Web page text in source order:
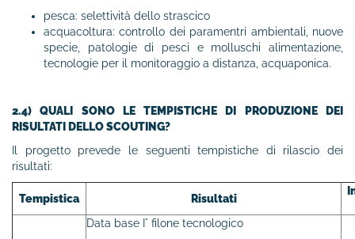
pesca: selettività dello strascico
acquacoltura: controllo dei paramentri ambientali, nuove
specie, patologie di pesci e molluschi alimentazione,
tecnologie per il monitoraggio a distanza, acquaponica.
2.4) QUALI SONO LE TEMPISTICHE DI PRODUZIONE DEI
RISULTATI DELLO SCOUTING?
Il progetto prevede le seguenti tempistiche di rilascio dei
risultati:
Tempistica Risultati
Data base I° filone tecnologico